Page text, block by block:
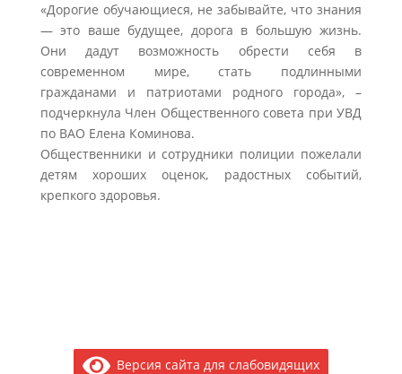
«Дорогие обучающиеся, не забывайте, что знания
— это ваше будущее, дорога в большую жизнь.
Они дадут возможность обрести себя в
современном мире, стать подлинными
гражданами и патриотами родного города», –
подчеркнула Член Общественного совета при УВД
по ВАО Елена Коминова.
Общественники и сотрудники полиции пожелали
детям хороших оценок, радостных событий,
крепкого здоровья.
Версия сайта для слабовидящих